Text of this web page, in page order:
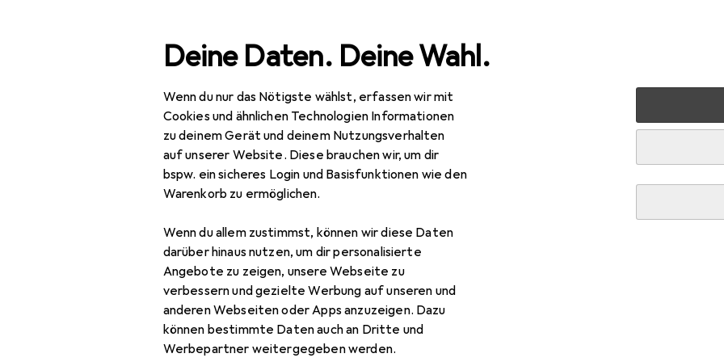
Deine Daten. Deine Wahl.
Wenn du nur das Nötigste wählst, erfassen wir mit
Cookies und ähnlichen Technologien Informationen
zu deinem Gerät und deinem Nutzungsverhalten
auf unserer Website. Diese brauchen wir, um dir
bspw. ein sicheres Login und Basisfunktionen wie den
Warenkorb zu ermöglichen.
Wenn du allem zustimmst, können wir diese Daten
darüber hinaus nutzen, um dir personalisierte
Angebote zu zeigen, unsere Webseite zu
verbessern und gezielte Werbung auf unseren und
anderen Webseiten oder Apps anzuzeigen. Dazu
können bestimmte Daten auch an Dritte und
Werbepartner weitergegeben werden.
Navigation nach KategorienNotebooks + PCs Notebook Zubehör Notebook Stromversorgung